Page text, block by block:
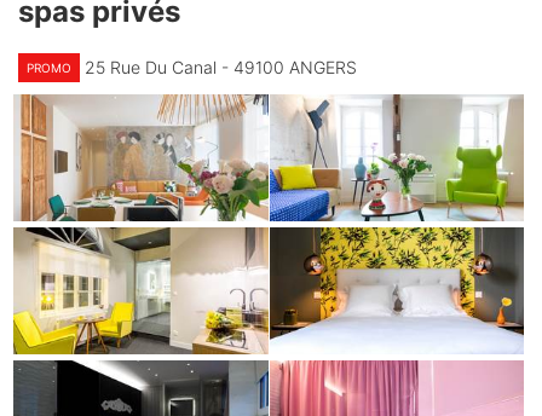
spas privés
PROMO 25 Rue Du Canal - 49100 ANGERS